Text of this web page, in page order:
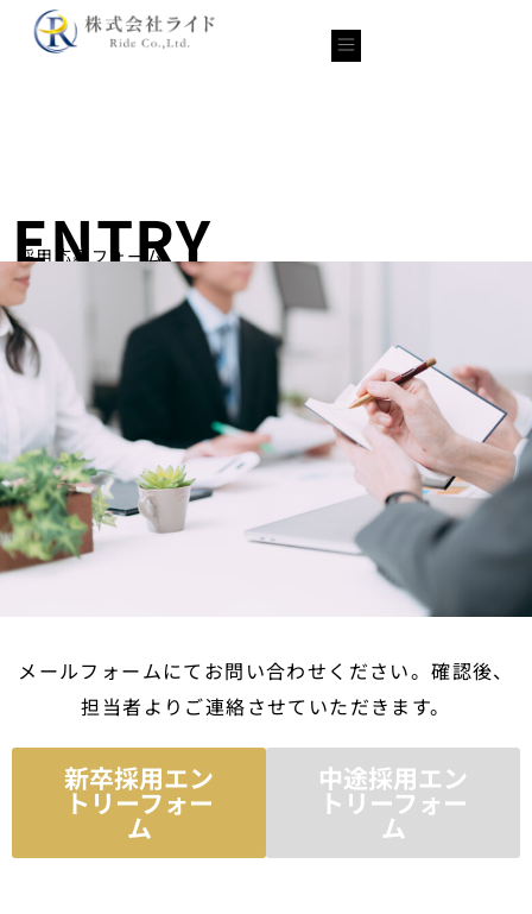
ENTRY
採用応募フォーム
メールフォームにてお問い合わせください。確認後、
担当者よりご連絡させていただきます。
新卒採用エン
トリーフォー
ム
中途採用エン
トリーフォー
ム